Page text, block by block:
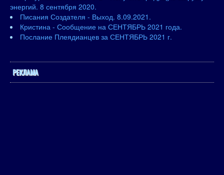
энергий. 8 сентября 2020.
Писания Создателя - Выход. 8.09.2021.
Кристина - Сообщение на СЕНТЯБРЬ 2021 года.
Послание Плеядианцев за СЕНТЯБРЬ 2021 г.
РЕКЛАМА